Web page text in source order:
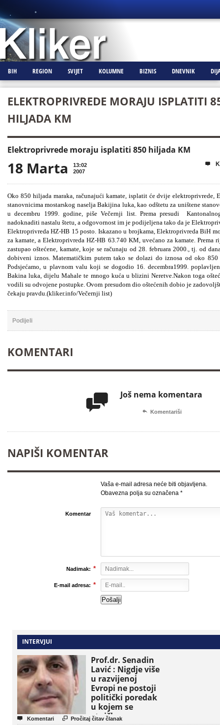
BIH REGION SVIJET KOLUMNE BIZNIS DNEVNIK
ELEKTROPRIVREDE MORAJU ISPLATITI
HILJADA KM
Elektroprivrede moraju isplatiti 850 hiljada KM
18 Marta
13:02
2007

Oko 850 hiljada maraka, računajući kamate, isplatit će dvije
stanovnicima mostarskog naselja Bakijina luka, kao odštetu za uništene
u decembru 1999. godine, piše Večernji list. Prema presudi
nadoknaditi nastalu štetu, a odgovornost im je podijeljena tako da je
Elektroprivreda HZ-HB 15 posto. Iskazano u brojkama, Elektroprivreda BiH
za kamate, a Elektroprivreda HZ-HB 63.740 KM, uvećano za kamate. Prema
zastupao oštećene, kamate, koje se računaju od 28. februara 2000., tj. od
dobiveni iznos. Matematičkim putem tako se dolazi do iznosa od oko
Podsjećamo, u plavnom valu koji se dogodio 16. decembra1999.
Bakina luka, dijelu Mahale te mnogo kuća u blizini Neretve.Nakon toga
vodili su odvojene postupke. Ovom presudom dio oštećenih dobio je
čekaju pravdu.(kliker.info/Večernji list)
Podijeli
KOMENTARI
 Još nema komentara
 Komentariši
NAPIŠI KOMENTAR
Vaša e-mail adresa neće biti objavljena.
Obavezna polja su označena *
Komentar
Nadimak: *
E-mail adresa: *
INTERVJUI
Prof.dr. Senadin
Lavić : Nigdje više
u razvijenoj
Evropi ne postoji
politički poredak
u kojem se
etničke grupe
 Komentari  Pročitaj čitav članak